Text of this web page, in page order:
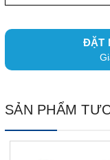
ĐẶT
SẢN PHẨM